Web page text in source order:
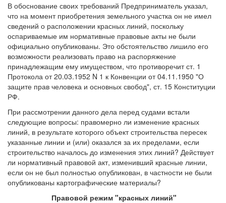
В обоснование своих требований Предприниматель указал,
что на момент приобретения земельного участка он не имел
сведений о расположении красных линий, поскольку
оспариваемые им нормативные правовые акты не были
официально опубликованы. Это обстоятельство лишило его
возможности реализовать право на распоряжение
принадлежащим ему имуществом, что противоречит ст. 1
Протокола от 20.03.1952 N 1 к Конвенции от 04.11.1950 "О
защите прав человека и основных свобод", ст. 15 Конституции
РФ.
При рассмотрении данного дела перед судами встали
следующие вопросы: правомерно ли изменение красных
линий, в результате которого объект строительства пересек
указанные линии и (или) оказался за их пределами, если
строительство началось до изменения этих линий? Действует
ли нормативный правовой акт, изменивший красные линии,
если он не был полностью опубликован, в частности не были
опубликованы картографические материалы?
Правовой режим "красных линий"